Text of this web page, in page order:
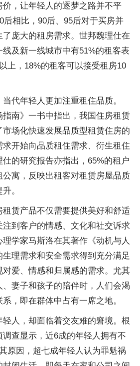
价，让年轻人的逐梦之路并不平
后相比，90后、95后对于买房并
庞大的租房需求。世邦魏理仕在
及新一线城市中有51%的租客表
上，18%的租客可以接受租房10
代年轻人更加注重租住品质。
指南》一书中指出，我国住房租赁
场化快速发展品质型租赁住房的
求开始向品质租住需求、衍生租住
的研究报告亦指出，65%的租户
寓，反映出租客对租赁房屋品质
。
租赁产品不仅需要提供美好和舒适
到客户的情感、文化和社交诉求
学家马斯洛在其著作《动机与人
理需求和安全需求得到充分满足
对爱、情感和归属感的需求。尤其
妻子和孩子的陪伴时，人们会渴
，即在群体中占有一席之地。
人，却面临着交友难的窘境。根
查显示，近6成的年轻人拥有不
原因，超七成年轻人认为罪魁祸